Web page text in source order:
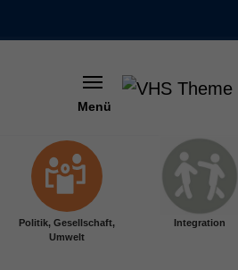
Skip to main content
Menü
Politik, Gesellschaft,
Umwelt
Integration